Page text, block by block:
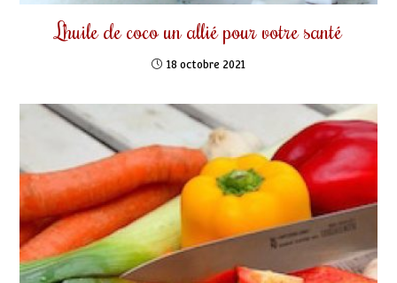
L’huile de coco un allié pour votre santé
18 octobre 2021